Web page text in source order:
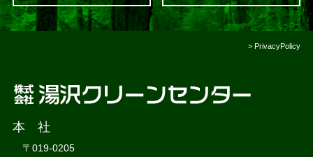
> PrivacyPolicy
本 社
〒019-0205